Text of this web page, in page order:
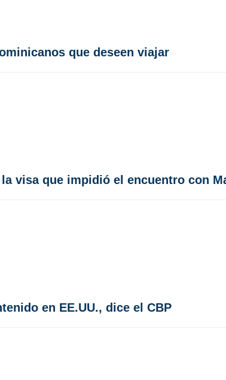
que deseen viajar
visa que impidió el encuentro con
en EE.UU., dice el CBP